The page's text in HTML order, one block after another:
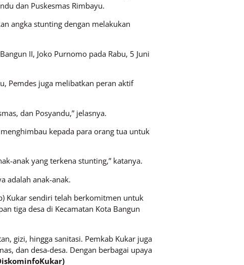
dan Puskesmas Rimbayu.
angka stunting dengan melakukan
II, Joko Purnomo pada Rabu, 5 Juni
Pemdes juga melibatkan peran aktif
dan Posyandu,” jelasnya.
kepada para orang tua untuk
anak yang terkena stunting,” katanya.
adalah anak-anak.
Kukar sendiri telah berkomitmen untuk
tiga desa di Kecamatan Kota Bangun
gizi, hingga sanitasi. Pemkab Kukar juga
dan desa-desa. Dengan berbagai upaya